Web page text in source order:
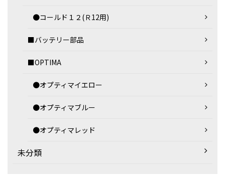
●コールド１２(Ｒ12用)
■バッテリー部品
■OPTIMA
●オプティマイエロー
●オプティマブルー
●オプティマレッド
未分類